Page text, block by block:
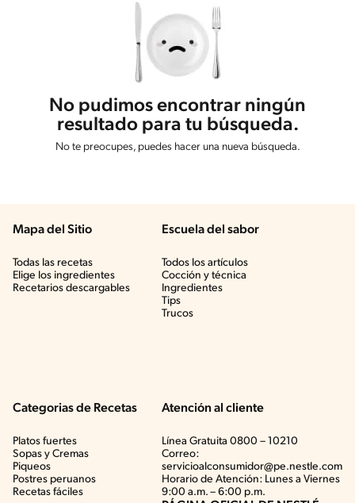
No pudimos encontrar ningún
resultado para tu búsqueda.
No te preocupes, puedes hacer una nueva búsqueda.
Mapa del Sitio
Todas las recetas
Elige los ingredientes
Recetarios descargables
Escuela del sabor
Todos los artículos
Cocción y técnica
Ingredientes
Tips
Trucos
Categorias de Recetas
Platos fuertes
Sopas y Cremas
Piqueos
Postres peruanos
Recetas fáciles
Atención al cliente
Línea Gratuita 0800 – 10210
Correo:
servicioalconsumidor@pe.nestle.com
Horario de Atención: Lunes a Viernes
9:00 a.m. – 6:00 p.m.